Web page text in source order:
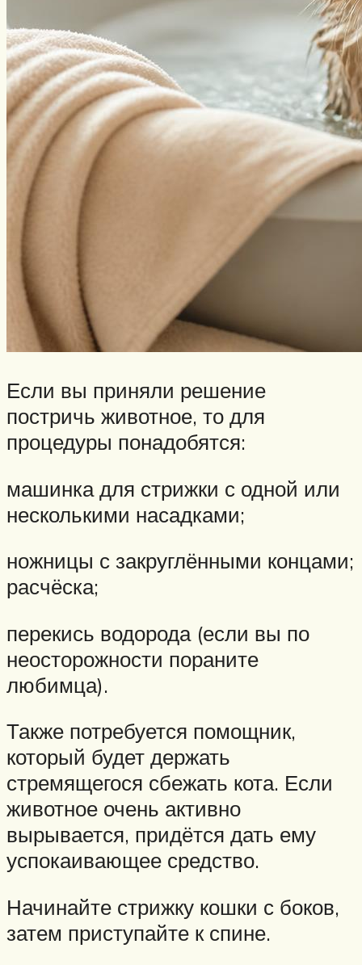
Если вы приняли решение
постричь животное, то для
процедуры понадобятся:
машинка для стрижки с одной или
несколькими насадками;
ножницы с закруглёнными концами;
расчёска;
перекись водорода (если вы по
неосторожности пораните
любимца).
Также потребуется помощник,
который будет держать
стремящегося сбежать кота. Если
животное очень активно
вырывается, придётся дать ему
успокаивающее средство.
Начинайте стрижку кошки с боков,
затем приступайте к спине.